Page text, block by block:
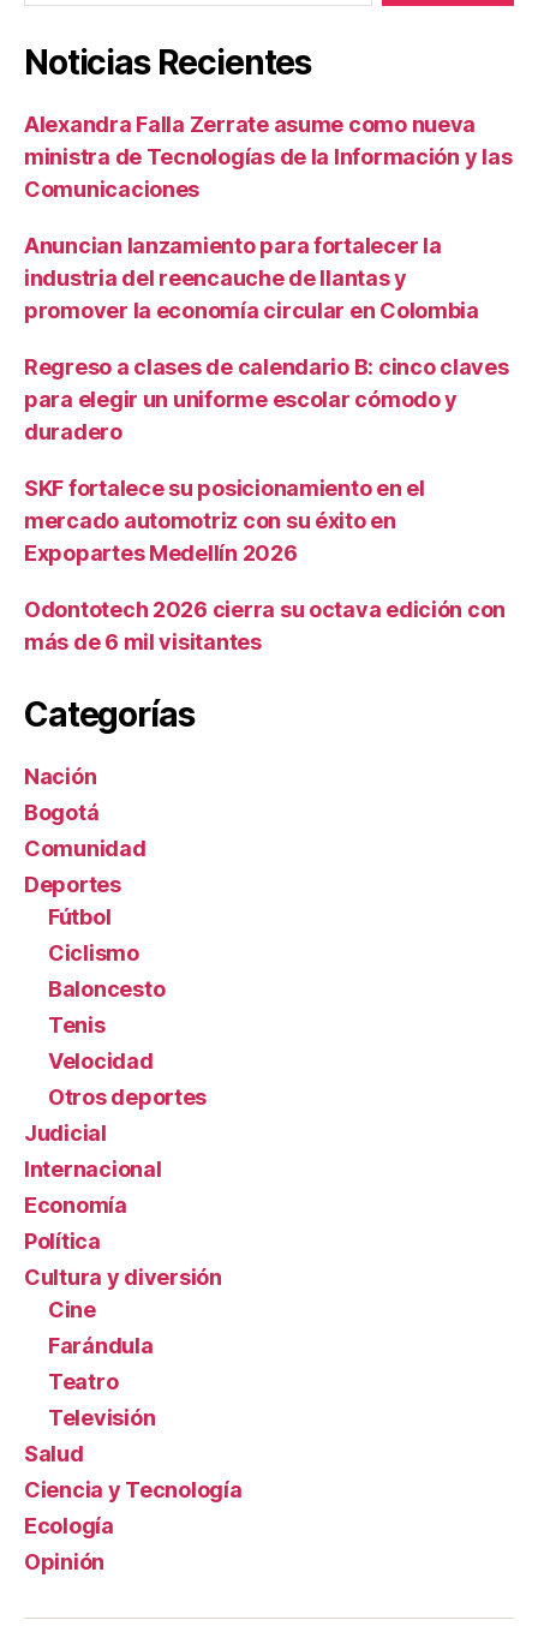
Noticias Recientes
Alexandra Falla Zerrate asume como nueva
ministra de Tecnologías de la Información y las
Comunicaciones
Anuncian lanzamiento para fortalecer la
industria del reencauche de llantas y
promover la economía circular en Colombia
Regreso a clases de calendario B: cinco claves
para elegir un uniforme escolar cómodo y
duradero
SKF fortalece su posicionamiento en el
mercado automotriz con su éxito en
Expopartes Medellín 2026
Odontotech 2026 cierra su octava edición con
más de 6 mil visitantes
Categorías
Nación
Bogotá
Comunidad
Deportes
Fútbol
Ciclismo
Baloncesto
Tenis
Velocidad
Otros deportes
Judicial
Internacional
Economía
Política
Cultura y diversión
Cine
Farándula
Teatro
Televisión
Salud
Ciencia y Tecnología
Ecología
Opinión